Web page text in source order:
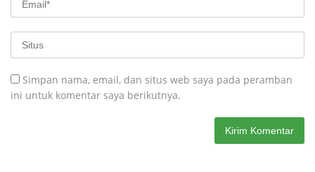
Simpan nama, email, dan situs web saya pada peramban
ini untuk komentar saya berikutnya.